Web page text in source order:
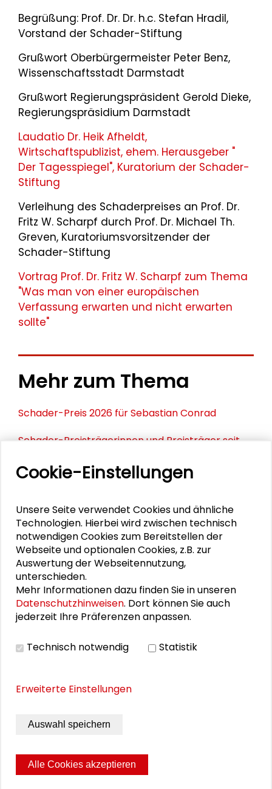
Begrüßung: Prof. Dr. Dr. h.c. Stefan Hradil,
Vorstand der Schader-Stiftung
Grußwort Oberbürgermeister Peter Benz,
Wissenschaftsstadt Darmstadt
Grußwort Regierungspräsident Gerold Dieke,
Regierungspräsidium Darmstadt
Laudatio Dr. Heik Afheldt,
Wirtschaftspublizist, ehem. Herausgeber "
Der Tagesspiegel", Kuratorium der Schader-
Stiftung
Verleihung des Schaderpreises an Prof. Dr.
Fritz W. Scharpf durch Prof. Dr. Michael Th.
Greven, Kuratoriumsvorsitzender der
Schader-Stiftung
Vortrag Prof. Dr. Fritz W. Scharpf zum Thema
"Was man von einer europäischen
Verfassung erwarten und nicht erwarten
sollte"
Mehr zum Thema
Schader-Preis 2026 für Sebastian Conrad
Schader-Preisträgerinnen und Preisträger seit
Schader-Preis 2025 für Martina Löw
Der Schader-Preis
Schader-Preis 2024 für Silja Häusermann
PERSONEN IM KONTEXT
Fritz W. Scharpf
Laudatio von Dr. Heik Afheldt
Cookie-Einstellungen
Unsere Seite verwendet Cookies und ähnliche
Technologien. Hierbei wird zwischen technisch
notwendigen Cookies zum Bereitstellen der
Webseite und optionalen Cookies, z.B. zur
Auswertung der Webseitennutzung,
unterschieden.
Mehr Informationen dazu finden Sie in unseren
Datenschutzhinweisen. Dort können Sie auch
jederzeit Ihre Präferenzen anpassen.
Technisch notwendig Statistik
Erweiterte Einstellungen
Auswahl speichern
Alle Cookies akzeptieren